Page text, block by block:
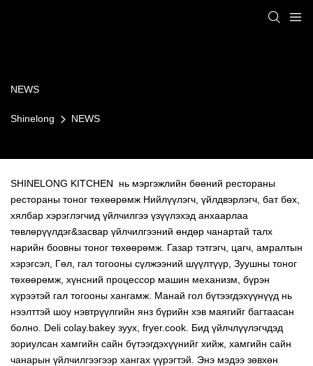
NEWS
Shinelong NEWS
SHINELONG KITCHEN нь мэргэжлийн бөөний рестораны
рестораны тоног төхөөрөмж Нийлүүлэгч, үйлдвэрлэгч, бат бөх,
хялбар хэрэглэгчид үйлчилгээ үзүүлэхэд анхаарлаа
төвлөрүүлдэг&засвар үйлчилгээний өндөр чанартай талх
нарийн боовны тоног төхөөрөмж. Газар тэтгэгч, цагч, амралтын
хэрэгсэл, Гөл, гал тогооны сүлжээний шүүлтүүр, Зуушны тоног
төхөөрөмж, хүнсний процессор машин механизм, бүрэн
хүрээтэй гал тогооны хангамж. Манай гол бүтээгдэхүүнүүд нь
нээлттэй шоу нэвтрүүлгийн янз бүрийн хэв маягийг багтаасан
болно. Deli colay.bakey зуух, fryer.cook. Бид үйлчлүүлэгчдэд
зориулсан хамгийн сайн бүтээгдэхүүнийг хийж, хамгийн сайн
чанарын үйлчилгээгээр хангах үүрэгтэй. Энэ мэдээ зөвхөн